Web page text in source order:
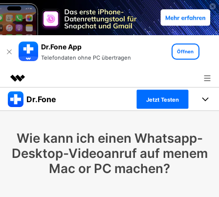
Dr.Fone App
Telefondaten ohne PC übertragen
Öffnen
Top-Produkte
Dienstprogramme
Überblick
Lösungen
Über uns
Dr.Fone Jetzt Testen
Alles-in-einem-Toolkit
Weitere Tools und Apps
Lösungen
Entdecken Sie weitere Dr.Fone-Lösungen
Lernen und Unterstützung
Wie kann ich einen Whatsapp-
Desktop-Videoanruf auf menem
Mac or PC machen?